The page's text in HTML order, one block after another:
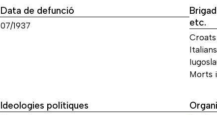
Data de defunció
07/1937
etc.
Croats
Italians
Morts
Ideologies polítiques